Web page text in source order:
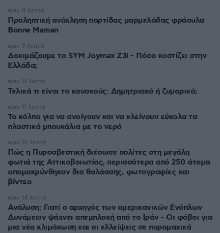
Προληπτική ανάκληση παρτίδας μαρμελάδας φράουλα
Bonne Maman
πριν 8 λεπτά
Δοκιμάζουμε το SYM Joymax Z3i - Πόσο κοστίζει στην
Ελλάδα;
πριν 9 λεπτά
Τελικά τι είναι το κουσκούς: Δημητριακό ή ζυμαρικό;
πριν 11 λεπτά
Το κόλπο για να ανοίγουν και να κλείνουν εύκολα τα
πλαστικά μπουκάλια με το νερό
πριν 11 λεπτά
Πώς η Πυροσβεστική διέσωσε πολίτες στη μεγάλη
φωτιά της Αττικοβοιωτίας, περισσότερα από 250 άτομα
απομακρύνθηκαν δια θαλάσσης, φωτογραφίες και
βίντεο
πριν 12 λεπτά
Ανάλυση: Γιατί ο αρχηγός των αμερικανικών Ενόπλων
Δυνάμεων ψάχνει απεμπλοκή από το Ιράν - Οι φόβοι για
μια νέα κλιμάκωση και οι ελλείψεις σε πυρομαχικά
πριν 14 λεπτά